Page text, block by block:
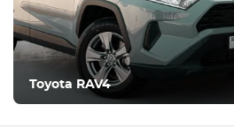
Toyota RAV4